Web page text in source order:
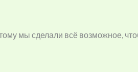
мы сделали всё возможное,